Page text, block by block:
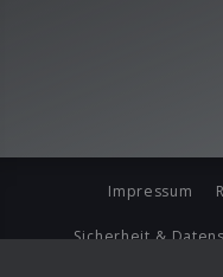
Impressum
Sicherheit &